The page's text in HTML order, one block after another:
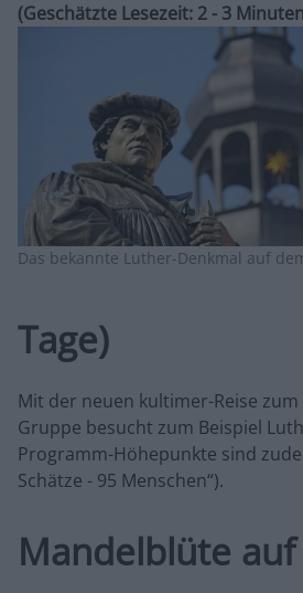
(Geschätzte Lesezeit: 2 - 3
Das bekannte Luther-Denkmal auf
Tage)
Mit der neuen kultimer-Reise
Gruppe besucht zum Beispiel
Programm-Höhepunkte sind
Schätze - 95 Menschen“).
Mandelblüte auf